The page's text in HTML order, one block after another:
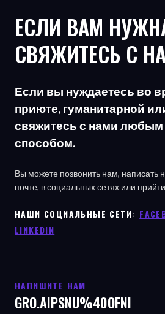
ЕСЛИ ВАМ
СВЯЖИТЕСЬ С
Если вы нуждаетесь во
приюте, гуманитарной
свяжитесь с нами
способом.
Вы можете позвонить нам, написать
почте, в социальных сетях или
НАШИ СОЦИАЛЬНЫЕ СЕТИ: ㅤ
LINKEDIN
НАПИШИТЕ НАМ
GRO.AIPSNU%40OFNI